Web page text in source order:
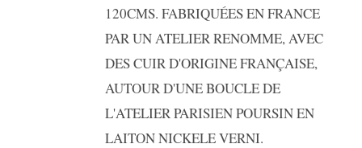
120CMS. FABRIQUÉES EN FRANCE
PAR UN ATELIER RENOMME, AVEC
DES CUIR D'ORIGINE FRANÇAISE,
AUTOUR D'UNE BOUCLE DE
L'ATELIER PARISIEN POURSIN EN
LAITON NICKELE VERNI.